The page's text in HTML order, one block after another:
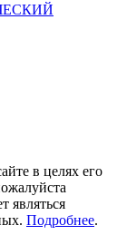
в целях его
являться
Подробнее.